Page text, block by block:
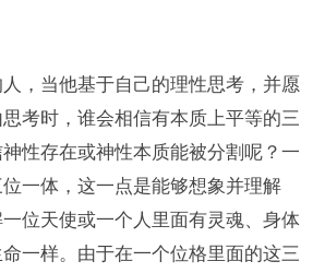
，当他基于自己的理性思考，并愿
考时，谁会相信有本质上平等的三
性存在或神性本质能被分割呢？一
一体，这一点是能够想象并理解
位天使或一个人里面有灵魂、身体
一样。由于在一个位格里面的这三